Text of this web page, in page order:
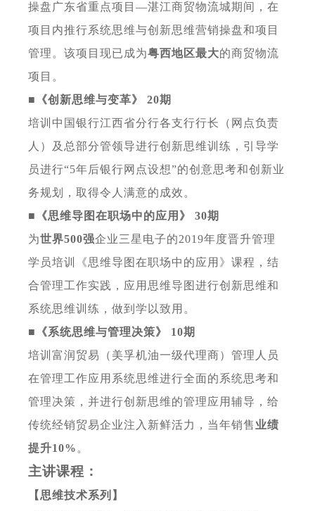
操盘广东省重点项目 —湛江商贸物流城期间，在
项目内推行系统思维与创新思维营销操盘和项目
管理。该项目现已成为粤西地区最大的商贸物流
项目。
■《创新思维与变革》 20期
培训中国银行江西省分行各支行行长（网点负责
人）及总部分管领导进行创新思维训练，引导学
员进行“5年后银行网点设想”的创意思考和创新业
务规划，取得令人满意的成效。
■《思维导图在职场中的应用》 30期
为世界500强企业三星电子的2019年度晋升管理
学员培训《思维导图在职场中的应用》课程，结
合管理工作实践，应用思维导图进行创新思维和
系统思维训练，做到学以致用。
■《系统思维与管理决策》 10期
培训富润贸易（美孚机油一级代理商）管理人员
在管理工作应用系统思维进行全面的系统思考和
管理决策，并进行创新思维的管理应用辅导，给
传统经销贸易企业注入新鲜活力，当年销售 业绩
提升10% 。
主讲课程：
【思维技术系列】